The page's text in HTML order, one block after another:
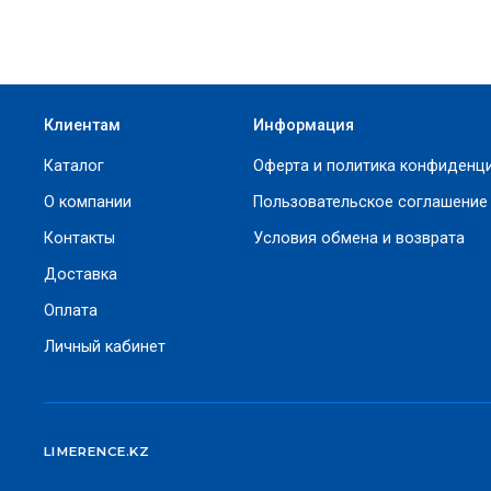
Клиентам
Каталог
О компании
Контакты
Доставка
Оплата
Личный кабинет
Информация
Оферта и политика
Пользовательское соглашение
Условия обмена и возврата
LIMERENCE.KZ